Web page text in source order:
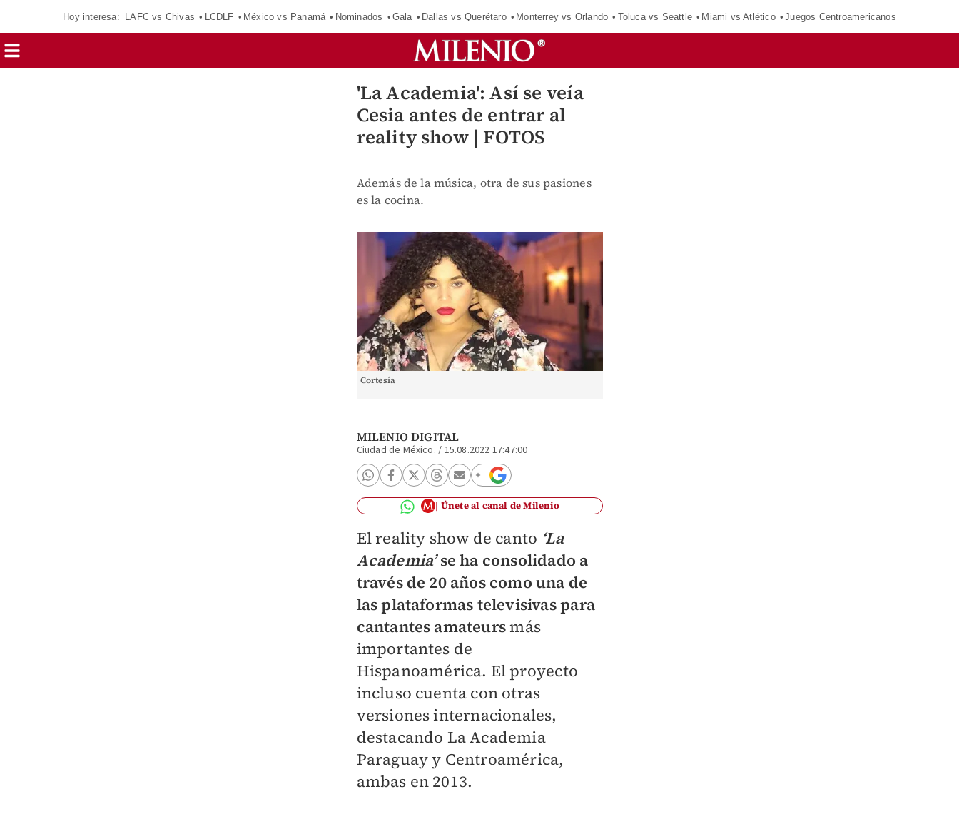
Hoy interesa: LAFC vs Chivas LCDLF México vs Panamá Nominados Gala Dallas vs Querétaro Monterrey vs Orlando Toluca vs Seattle Miami vs Atlético Juegos Centroamericanos
'La Academia': Así se veía
Cesia antes de entrar al
reality show | FOTOS
Además de la música, otra de sus pasiones
es la cocina.
Cortesía
MILENIO DIGITAL
Ciudad de México. / 15.08.2022 17:47:00
Únete al canal de Milenio
El reality show de canto ‘La
Academia’se ha consolidado a
través de 20 años como una de
las plataformas televisivas para
cantantes amateursmás
importantes de
Hispanoamérica. El proyecto
incluso cuenta con otras
versiones internacionales,
destacando La Academia
Paraguay y Centroamérica,
ambas en 2013.